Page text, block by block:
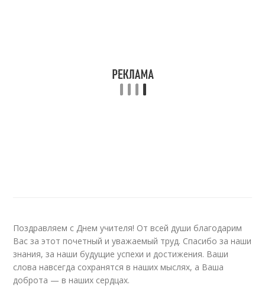
Поздравляем с Днем учителя! От всей души благодарим
Вас за этот почетный и уважаемый труд. Спасибо за наши
знания, за наши будущие успехи и достижения. Ваши
слова навсегда сохранятся в наших мыслях, а Ваша
доброта — в наших сердцах.